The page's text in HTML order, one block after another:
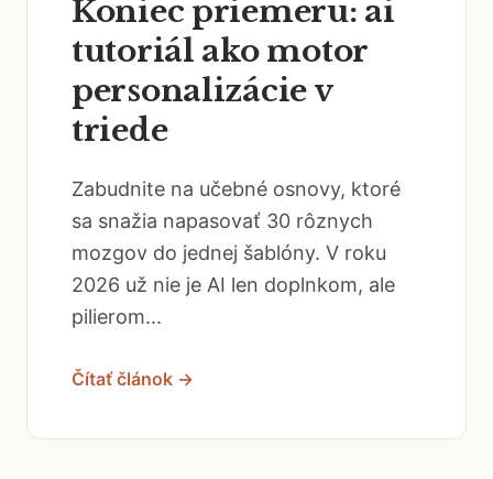
Koniec priemeru: ai
tutoriál ako motor
personalizácie v
triede
Zabudnite na učebné osnovy, ktoré
sa snažia napasovať 30 rôznych
mozgov do jednej šablóny. V roku
2026 už nie je AI len doplnkom, ale
pilierom...
Čítať článok →